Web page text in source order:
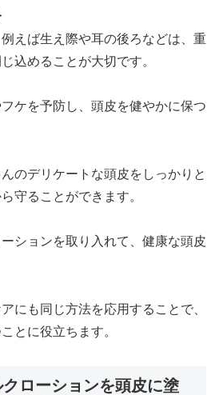
えば生え際や耳の後ろなどは、重
込めることが大切です。
ケを予防し、頭皮を健やかに保つ
のデリケートな頭皮をしっかりと
守ることができます。
ションを取り入れて、健康な頭皮
にも同じ方法を応用することで、
とに役立ちます。
ローションを頭皮に塗